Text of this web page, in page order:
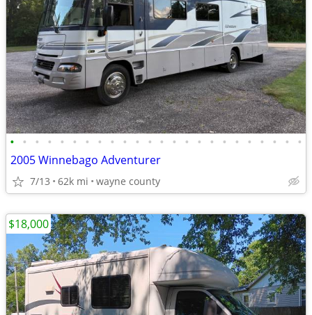
• • • • • • • • • • • • • • • • • • • • • • • •
2005 Winnebago Adventurer
7/13 62k mi wayne county
$18,000